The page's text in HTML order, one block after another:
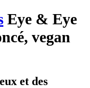
Eye & Eye
vegan
et des